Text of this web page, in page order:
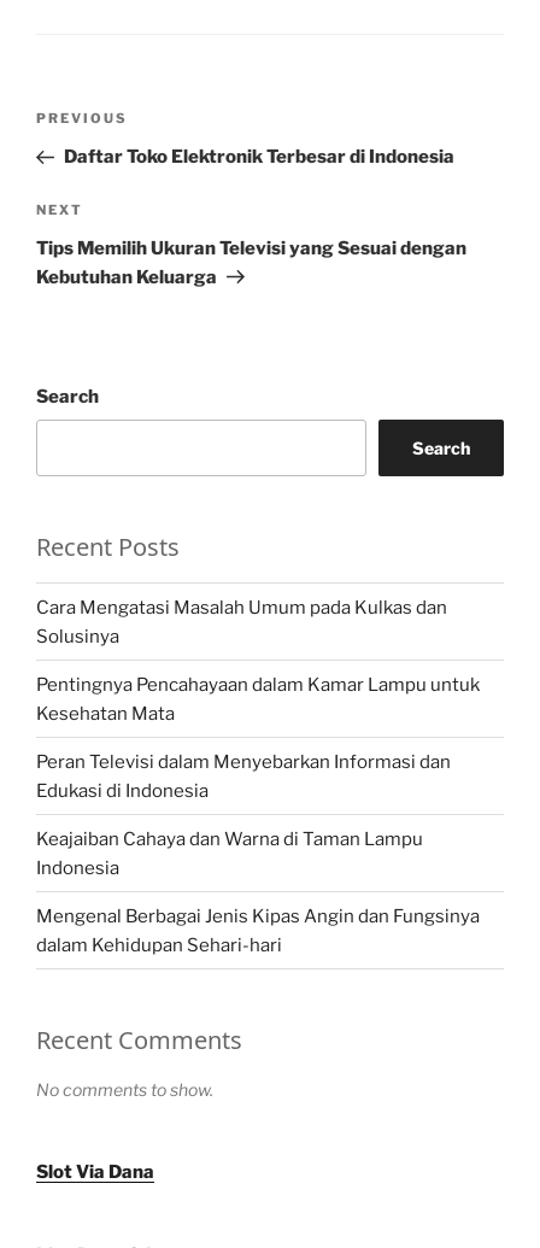
Previous
Post
PREVIOUS
Daftar Toko Elektronik Terbesar di Indonesia
Next
Post
NEXT
Tips Memilih Ukuran Televisi yang Sesuai dengan
Kebutuhan Keluarga
Search
Search
Recent Posts
Cara Mengatasi Masalah Umum pada Kulkas dan
Solusinya
Pentingnya Pencahayaan dalam Kamar Lampu untuk
Kesehatan Mata
Peran Televisi dalam Menyebarkan Informasi dan
Edukasi di Indonesia
Keajaiban Cahaya dan Warna di Taman Lampu
Indonesia
Mengenal Berbagai Jenis Kipas Angin dan Fungsinya
dalam Kehidupan Sehari-hari
Recent Comments
No comments to show.
Slot Via Dana